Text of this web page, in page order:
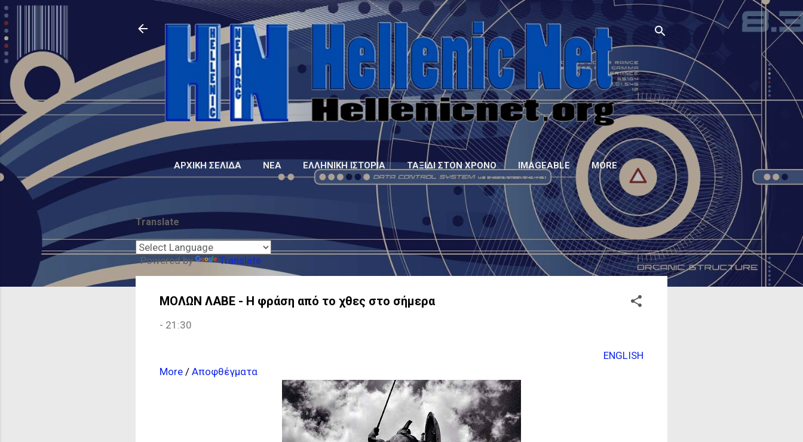
Μετάβαση στο κύριο περιεχόμενο
ΑΡΧΙΚΉ ΣΕΛΊΔΑ ΝΈΑ ΕΛΛΗΝΙΚΉ ΙΣΤΟΡΊΑ ΤΑΞΊΔΙ ΣΤΟΝ ΧΡΌΝΟ IMAGEABLE MORE
Translate
Powered by Translate
ΜΟΛΩΝ ΛΑΒΕ - Η φράση από το χθες στο σήμερα
- 21:30
ENGLISH
More / Αποφθέγματα